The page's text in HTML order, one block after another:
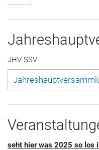
JHV SSV
seht hier was 2025 so los